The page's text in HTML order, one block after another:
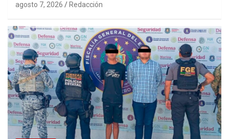
agosto 7, 2026 Redacción